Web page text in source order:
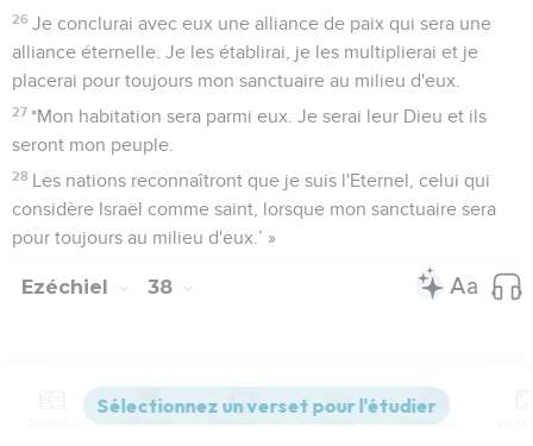
26 Je conclurai avec eux une alliance de paix qui sera une
alliance éternelle. Je les établirai, je les multiplierai et je
placerai pour toujours mon sanctuaire au milieu d'eux.
27 *Mon habitation sera parmi eux. Je serai leur Dieu et ils
seront mon peuple.
28 Les nations reconnaîtront que je suis l'Eternel, celui qui
considère Israël comme saint, lorsque mon sanctuaire sera
pour toujours au milieu d'eux.’ »
Ezéchiel 38
Versions Commentaires Strong